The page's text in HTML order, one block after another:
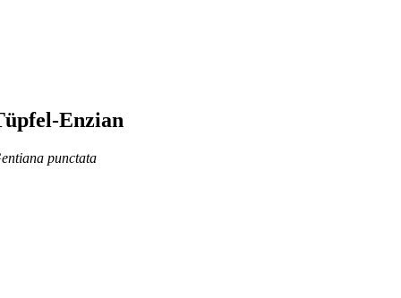
Enzian
punctata